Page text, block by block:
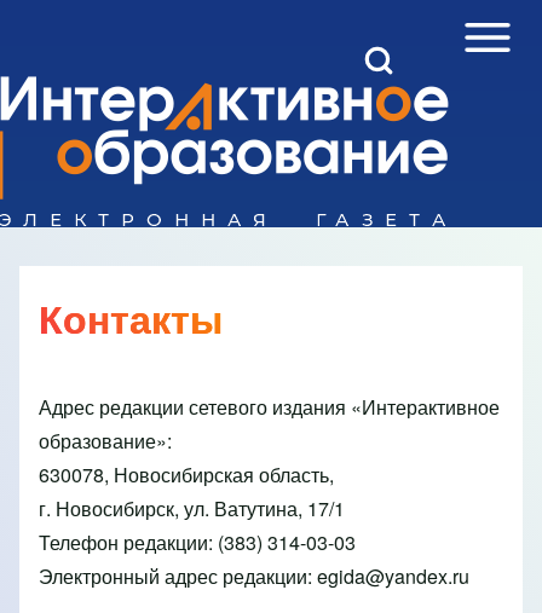
Поиск
Open Sidebar
Open Search Block
Контакты
Адрес редакции сетевого издания «Интерактивное
образование»:
630078, Новосибирская область,
г. Новосибирск, ул. Ватутина, 17/1
Телефон редакции: (383) 314-03-03
Электронный адрес редакции: egida@yandex.ru